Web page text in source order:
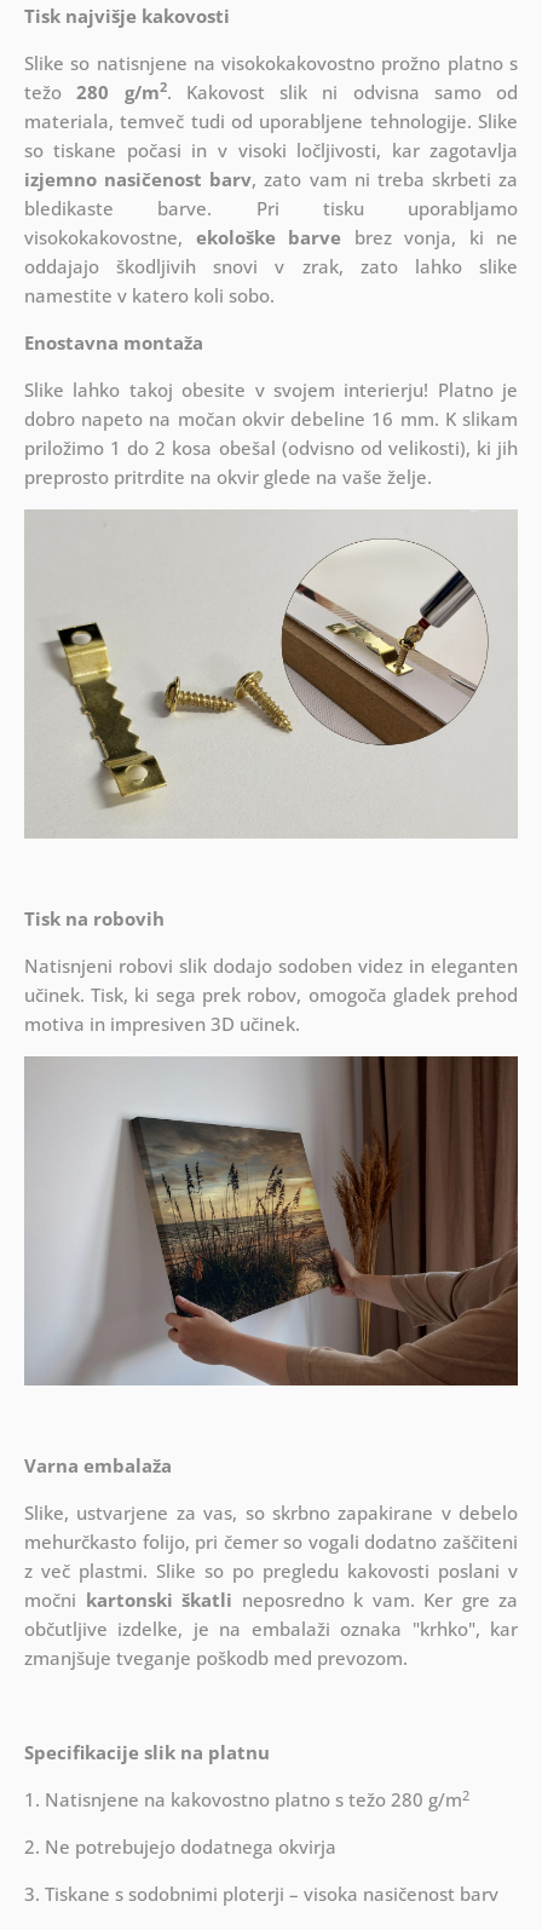
Tisk najvišje kakovosti
Slike so natisnjene na visokokakovostno prožno platno s
težo280 g/m2. Kakovost slik ni odvisna samo od
materiala, temveč tudi od uporabljene tehnologije. Slike
so tiskane počasi in v visoki ločljivosti, kar zagotavlja
izjemno nasičenost barv, zato vam ni treba skrbeti za
bledikaste barve. Pri tisku uporabljamo
visokokakovostne, ekološke barve brez vonja, ki ne
oddajajo škodljivih snovi v zrak, zato lahko slike
namestite v katero koli sobo.
Enostavna montaža
Slike lahko takoj obesite v svojem interierju! Platno je
dobro napeto na močan okvir debeline 16 mm. K slikam
priložimo 1 do 2 kosa obešal (odvisno od velikosti), ki jih
preprosto pritrdite na okvir glede na vaše želje.
Tisk na robovih
Natisnjeni robovi slik dodajo sodoben videz in eleganten
učinek. Tisk, ki sega prek robov, omogoča gladek prehod
motiva in impresiven 3D učinek.
Varna embalaža
Slike, ustvarjene za vas, so skrbno zapakirane v debelo
mehurčkasto folijo, pri čemer so vogali dodatno zaščiteni
z več plastmi. Slike so po pregledu kakovosti poslani v
močni kartonski škatli neposredno k vam. Ker gre za
občutljive izdelke, je na embalaži oznaka "krhko", kar
zmanjšuje tveganje poškodb med prevozom.
Specifikacije slik na platnu
1. Natisnjene na kakovostno platno s težo 280 g/m2
2. Ne potrebujejo dodatnega okvirja
3. Tiskane s sodobnimi ploterji – visoka nasičenost barv